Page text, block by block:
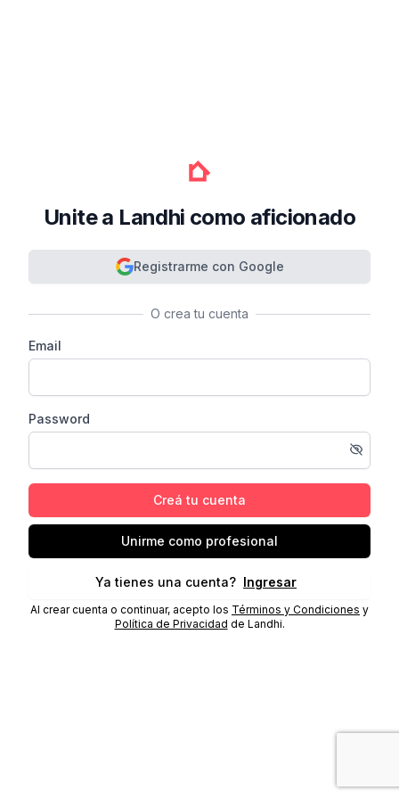
Unite a Landhi como aficionado
Registrarme con Google
O crea tu cuenta
Email
Password
Creá tu cuenta
Unirme como profesional
Ya tienes una cuenta? Ingresar
Al crear cuenta o continuar, acepto los Términos y Condiciones y
Política de Privacidad de Landhi.